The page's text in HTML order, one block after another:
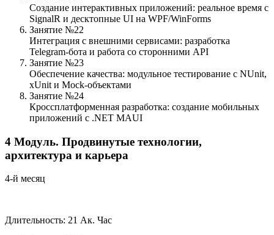
Создание интерактивных приложений: реальное время с
SignalR и десктопные UI на WPF/WinForms
Занятие №22
Интеграция с внешними сервисами: разработка
Telegram-бота и работа со сторонними API
Занятие №23
Обеспечение качества: модульное тестирование с NUnit,
xUnit и Mock-объектами
Занятие №24
Кроссплатформенная разработка: создание мобильных
приложений с .NET MAUI
4 Модуль. Продвинутые технологии,
архитектура и карьера
4-й месяц
Длительность: 21 Ак. Час